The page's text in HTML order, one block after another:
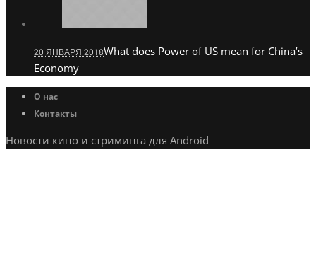
20 ЯНВАРЯ 2018What does Power of US mean for China’s
Economy
О нас
Контакты
Новости кино и стриминга для Android